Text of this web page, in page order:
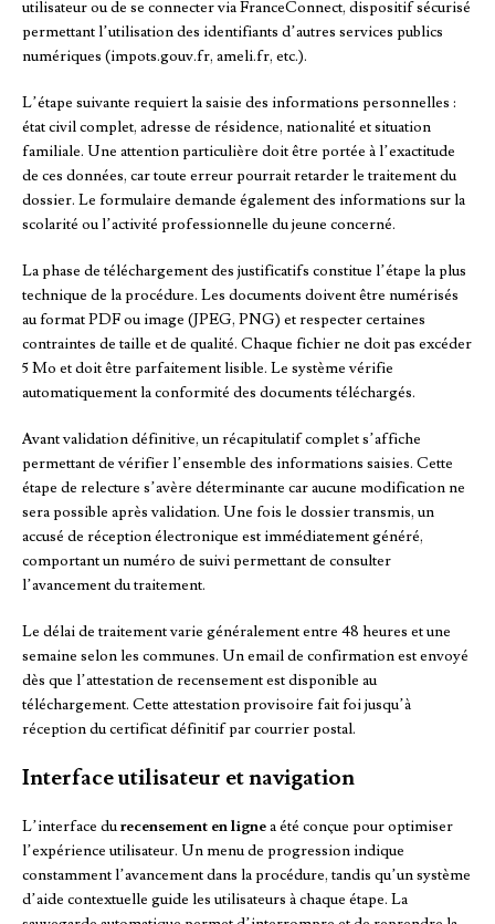
utilisateur ou de se connecter via FranceConnect, dispositif sécurisé
permettant l’utilisation des identifiants d’autres services publics
numériques (impots.gouv.fr, ameli.fr, etc.).
L’étape suivante requiert la saisie des informations personnelles :
état civil complet, adresse de résidence, nationalité et situation
familiale. Une attention particulière doit être portée à l’exactitude
de ces données, car toute erreur pourrait retarder le traitement du
dossier. Le formulaire demande également des informations sur la
scolarité ou l’activité professionnelle du jeune concerné.
La phase de téléchargement des justificatifs constitue l’étape la plus
technique de la procédure. Les documents doivent être numérisés
au format PDF ou image (JPEG, PNG) et respecter certaines
contraintes de taille et de qualité. Chaque fichier ne doit pas excéder
5 Mo et doit être parfaitement lisible. Le système vérifie
automatiquement la conformité des documents téléchargés.
Avant validation définitive, un récapitulatif complet s’affiche
permettant de vérifier l’ensemble des informations saisies. Cette
étape de relecture s’avère déterminante car aucune modification ne
sera possible après validation. Une fois le dossier transmis, un
accusé de réception électronique est immédiatement généré,
comportant un numéro de suivi permettant de consulter
l’avancement du traitement.
Le délai de traitement varie généralement entre 48 heures et une
semaine selon les communes. Un email de confirmation est envoyé
dès que l’attestation de recensement est disponible au
téléchargement. Cette attestation provisoire fait foi jusqu’à
réception du certificat définitif par courrier postal.
Interface utilisateur et navigation
L’interface durecensement en lignea été conçue pour optimiser
l’expérience utilisateur. Un menu de progression indique
constamment l’avancement dans la procédure, tandis qu’un système
d’aide contextuelle guide les utilisateurs à chaque étape. La